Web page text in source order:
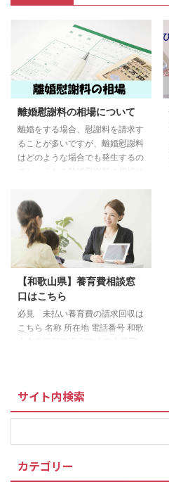
離婚慰謝料の相場について
離婚をする場合、慰謝料を請求す
ることが多いですが、離婚慰謝料
はどのような場合でも発生するの
うな手続きをとれば良いのかも問
題ですね。 離婚慰謝料ってな
に？ 離婚慰謝料の相場ってどの
くらい？ 離婚慰謝料の相場は原
因によっても大きく異なります。
離婚の原因 離婚慰謝料の相場 浮
気・不倫 100万円～500万円 Ｄ
Ｖ（暴力） 50万円～500万円 突
然離婚を言い渡される 0円～100
万円 性行為の拒否 0円～100万円
【和歌山県】養育費相談窓
口はこちら
必見 未払い養育費の請求回収は
こちら 名称 所在地 電話番号 和歌
2700 ▲ 全国の養育費相談窓口
一覧へ ＞＞和歌山県で養育費に
て、ひとりで悩まずに経験豊富な
弁護士に相談することをおすすめ
サイト内検索
カテゴリー